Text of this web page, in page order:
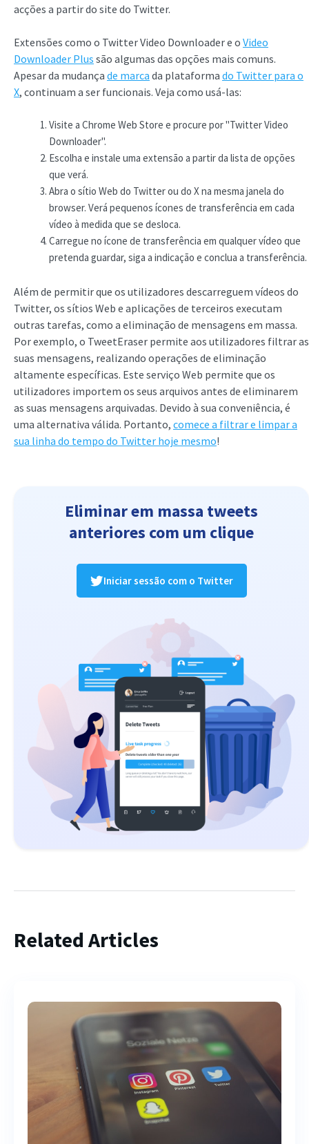
acções a partir do site do Twitter.
Extensões como o Twitter Video Downloader e o Video
Downloader Plus são algumas das opções mais comuns.
Apesar da mudança de marca da plataforma do Twitter para o
X, continuam a ser funcionais. Veja como usá-las:
Visite a Chrome Web Store e procure por "Twitter Video
Downloader".
Escolha e instale uma extensão a partir da lista de opções
que verá.
Abra o sítio Web do Twitter ou do X na mesma janela do
browser. Verá pequenos ícones de transferência em cada
vídeo à medida que se desloca.
Carregue no ícone de transferência em qualquer vídeo que
pretenda guardar, siga a indicação e conclua a transferência.
Além de permitir que os utilizadores descarreguem vídeos do
Twitter, os sítios Web e aplicações de terceiros executam
outras tarefas, como a eliminação de mensagens em massa.
Por exemplo, o TweetEraser permite aos utilizadores filtrar as
suas mensagens, realizando operações de eliminação
altamente específicas. Este serviço Web permite que os
utilizadores importem os seus arquivos antes de eliminarem
as suas mensagens arquivadas. Devido à sua conveniência, é
uma alternativa válida. Portanto, comece a filtrar e limpar a
sua linha do tempo do Twitter hoje mesmo!
Eliminar em massa tweets
anteriores com um clique
Iniciar sessão com o Twitter
Related Articles